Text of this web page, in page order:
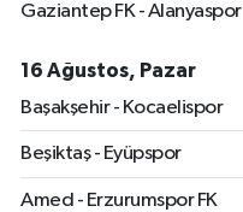
Gaziantep FK - Alanyaspor
16 Ağustos, Pazar
Başakşehir - Kocaelispor
Beşiktaş - Eyüpspor
Amed - Erzurumspor FK